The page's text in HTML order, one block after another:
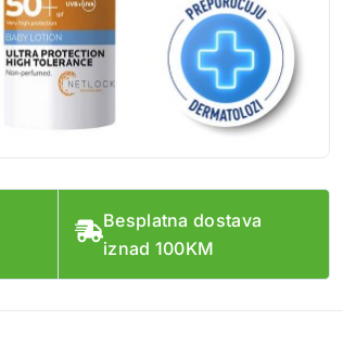
Besplatna dostava
iznad 100KM